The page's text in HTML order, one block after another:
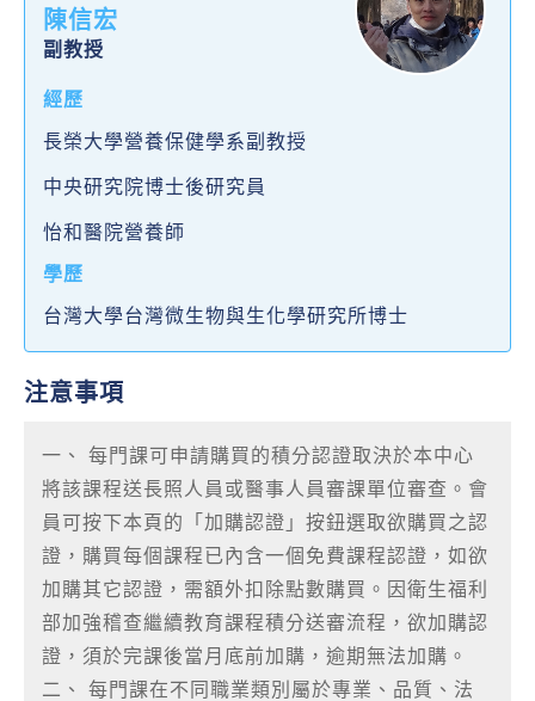
陳信宏
副教授
經歷
長榮大學營養保健學系副教授
中央研究院博士後研究員
怡和醫院營養師
學歷
台灣大學台灣微生物與生化學研究所博士
注意事項
一、 每門課可申請購買的積分認證取決於本中心
將該課程送長照人員或醫事人員審課單位審查。會
員可按下本頁的「加購認證」按鈕選取欲購買之認
證，購買每個課程已內含一個免費課程認證，如欲
加購其它認證，需額外扣除點數購買。因衛生福利
部加強稽查繼續教育課程積分送審流程，欲加購認
證，須於完課後當月底前加購，逾期無法加購。
二、 每門課在不同職業類別屬於專業、品質、法